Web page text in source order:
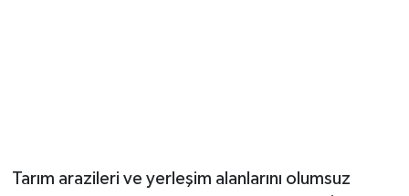
Tarım arazileri ve yerleşim alanlarını olumsuz